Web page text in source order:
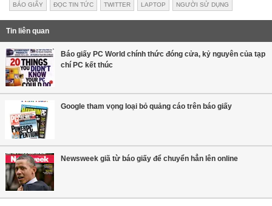
BÁO GIẤY ĐỌC TIN TỨC TWITTER LAPTOP NGƯỜI SỬ DỤNG
Tin liên quan
Báo giấy PC World chính thức đóng cửa, kỷ nguyên của tạp
chí PC kết thúc
Google tham vọng loại bỏ quảng cáo trên báo giấy
Newsweek giã từ báo giấy để chuyển hẳn lên online